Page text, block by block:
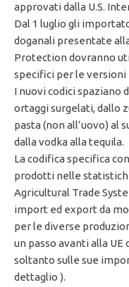
approvati dalla U.S.
Dal 1 luglio gli
doganali presentate
Protection dovranno
specifici per le
I nuovi codici spaziano
ortaggi surgelati, dallo
pasta (non all’uovo) al
dalla vodka alla tequila.
La codifica specifica
prodotti nelle
Agricultural Trade
import ed export da
per le diverse
un passo avanti alla
soltanto sulle sue
dettaglio ).